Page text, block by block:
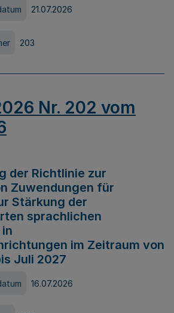
21.07.2026
203
Nr. 202 vom
der Richtlinie zur
Zuwendungen für
Stärkung der
sprachlichen
im Zeitraum von
Juli 2027
16.07.2026